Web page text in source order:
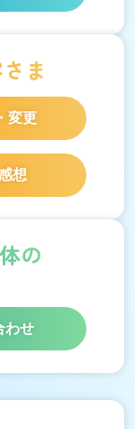
ま
変更
想
の
わせ